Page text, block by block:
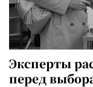
Эксперты
перед